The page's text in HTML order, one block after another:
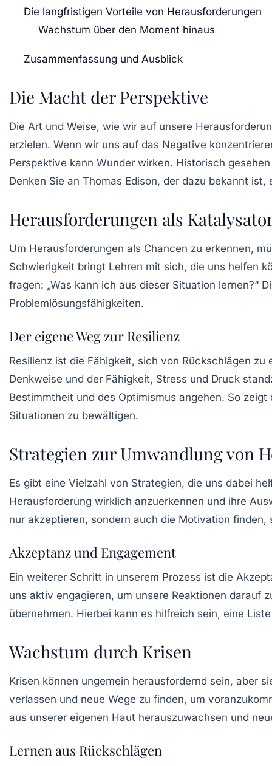
Die langfristigen Vorteile von Herausforderungen
Wachstum über den Moment hinaus
Zusammenfassung und Ausblick
Die Macht der Perspektive
Die Art und Weise, wie wir auf unsere
erzielen. Wenn wir uns auf das Negative
Perspektive kann Wunder wirken. Historisch
Denken Sie an Thomas Edison, der dazu bekannt
Herausforderungen als
Um Herausforderungen als Chancen zu erkennen,
Schwierigkeit bringt Lehren mit sich, die uns helfen
fragen: „Was kann ich aus dieser Situation lernen?“
Problemlösungsfähigkeiten.
Der eigene Weg zur Resilienz
Resilienz ist die Fähigkeit, sich von Rückschlägen
Denkweise und der Fähigkeit, Stress und Druck
Bestimmtheit und des Optimismus angehen. So
Situationen zu bewältigen.
Strategien zur Umwandlung von
Es gibt eine Vielzahl von Strategien, die uns dabei
Herausforderung wirklich anzuerkennen und ihre
nur akzeptieren, sondern auch die Motivation finden,
Akzeptanz und Engagement
Ein weiterer Schritt in unserem Prozess ist die
uns aktiv engagieren, um unsere Reaktionen darauf
übernehmen. Hierbei kann es hilfreich sein, eine
Wachstum durch Krisen
Krisen können ungemein herausfordernd sein, aber
verlassen und neue Wege zu finden, um
aus unserer eigenen Haut herauszuwachsen und
Lernen aus Rückschlägen